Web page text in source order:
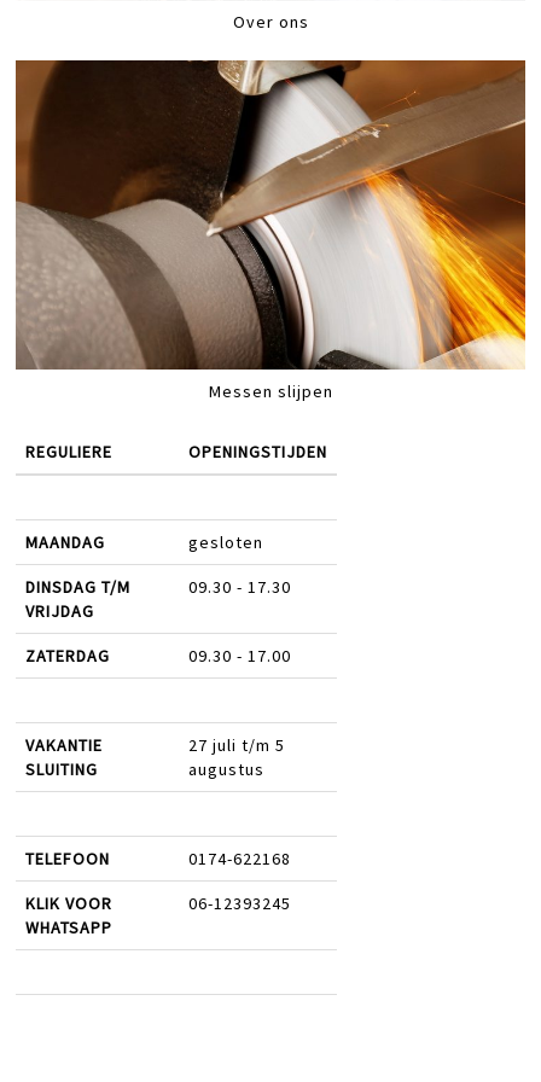
Over ons
Messen slijpen
REGULIERE OPENINGSTIJDEN
MAANDAG gesloten
DINSDAG T/M
VRIJDAG
09.30 - 17.30
ZATERDAG 09.30 - 17.00
VAKANTIE
SLUITING
27 juli t/m 5
augustus
TELEFOON 0174-622168
KLIK VOOR
WHATSAPP
06-12393245